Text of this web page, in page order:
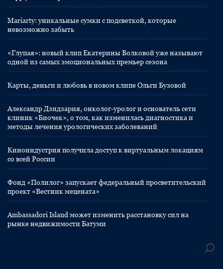
Mariarty: уникальные сумки с подсветкой, которые
невозможно забыть
«Глупая»: новый клип Екатерины Волковой уже называют
одной из самых эмоциональных премьер сезона
Карты, деньги и любовь в новом клипе Ольги Бузовой
Александр Дзидзария, онколог-уролог и основатель сети
клиник «Биочек», о том, как изменилась диагностика и
методы лечения урологических заболеваний
Киноиндустрия получила доступ к виртуальным локациям
со всей России
Фонд «Полилог» запускает федеральный просветительский
проект «Вестник мецената»
Ambassadori Island может изменить расстановку сил на
рынке недвижимости Батуми